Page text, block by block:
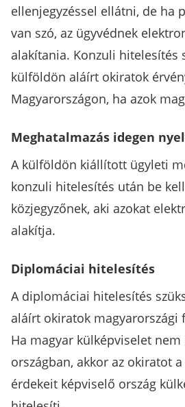
ellenjegyzéssel ellátni, de ha
van szó, az ügyvédnek
alakítania. Konzuli hitelesítés
külföldön aláírt okiratok
Magyarországon, ha azok
Meghatalmazás idegen
A külföldön kiállított ügyleti
konzuli hitelesítés után be
közjegyzőnek, aki azokat
alakítja.
Diplomáciai hitelesítés
A diplomáciai hitelesítés
aláírt okiratok magyarországi
Ha magyar külképviselet
országban, akkor az okiratot
érdekeit képviselő ország